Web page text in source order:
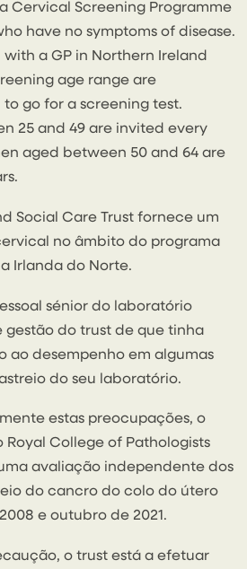
Cervical Screening Programme
have no symptoms of disease.
a GP in Northern Ireland
age range are
go for a screening test.
25 and 49 are invited every
aged between 50 and 64 are
Social Care Trust fornece um
no âmbito do programa
Irlanda do Norte.
sénior do laboratório
gestão do trust de que tinha
ao desempenho em algumas
do seu laboratório.
estas preocupações, o
College of Pathologists
avaliação independente dos
do cancro do colo do útero
e outubro de 2021.
o trust está a efetuar